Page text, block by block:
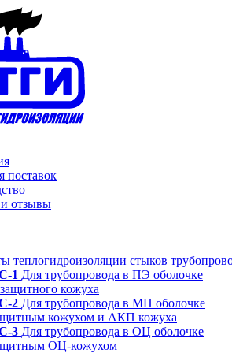
поставок
отзывы
теплогидроизоляции стыков
1 Для трубопровода в ПЭ оболочке
кожуха
2 Для трубопровода в МП оболочке
кожухом и АКП кожуха
3 Для трубопровода в ОЦ оболочке
ОЦ-кожухом